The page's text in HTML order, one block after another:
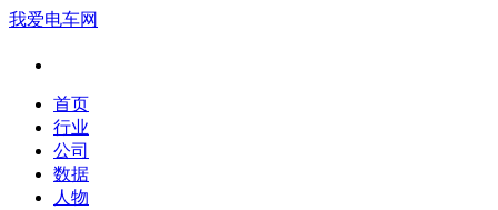
我爱电车网
首页
行业
公司
数据
人物